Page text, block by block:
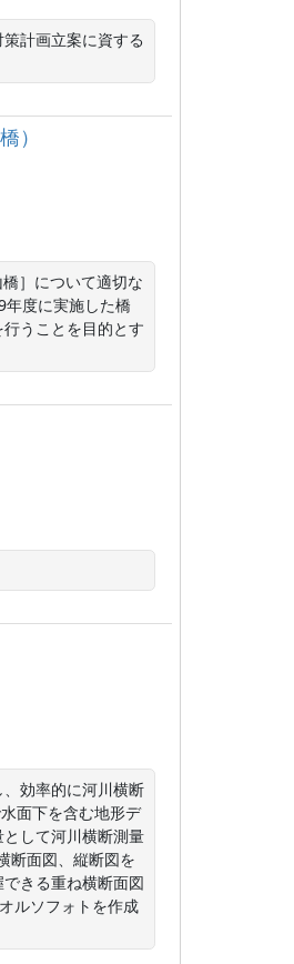
計画立案に資する
）
］について適切な
年度に実施した橋
うことを目的とす
効率的に河川横断
面下を含む地形デ
して河川横断測量
断面図、縦断図を
きる重ね横断面図
ルソフォトを作成